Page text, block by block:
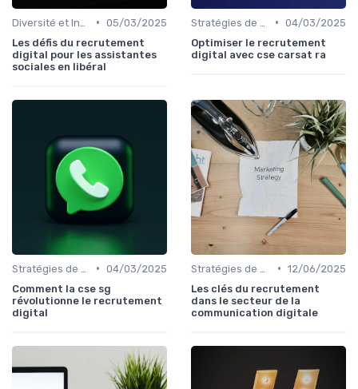
• 05/03/2025
Les défis du recrutement
digital pour les assistantes
sociales en libéral
• 04/03/2025
Optimiser le recrutement
digital avec cse carsat ra
• 04/03/2025
Comment la cse sg
révolutionne le recrutement
digital
• 12/06/2025
Les clés du recrutement
dans le secteur de la
communication digitale